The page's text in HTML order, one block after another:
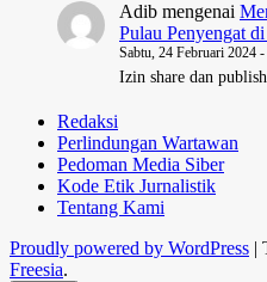
Adib mengenai
Pulau Penyengat
Sabtu, 24 Februari 2024
Izin share dan
Redaksi
Perlindungan Wartawan
Pedoman Media Siber
Kode Etik Jurnalistik
Tentang Kami
Proudly powered by WordPress |
Freesia.